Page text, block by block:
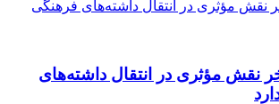
نقش مؤثری در انتقال داشته‌های